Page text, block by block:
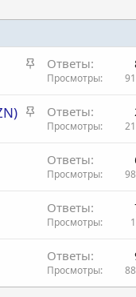
З
р
Ответы
Просмотры
З
Ответы
Просмотры
Ответы
Просмотры
Ответы
Просмотры
Ответы
Просмотры